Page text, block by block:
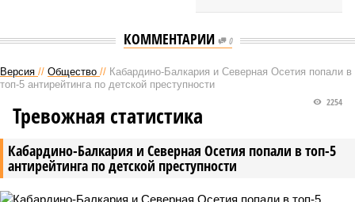
КОММЕНТАРИИ 0
Версия // Общество // Кабардино-Балкария и Северная Осетия попали в
топ-5 антирейтинга по детской преступности
Кабардино-Балкария и Северная Осетия попали в топ-5
антирейтинга по детской преступности
2254
Тревожная статистика